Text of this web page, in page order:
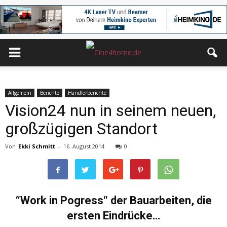
Allgemein Berichte Händlerberichte
Vision24 nun in seinem neuen,
großzügigen Standort
Von Ekki Schmitt - 16. August 2014 0
“Work in Pogress“ der Bauarbeiten, die
ersten Eindrücke…